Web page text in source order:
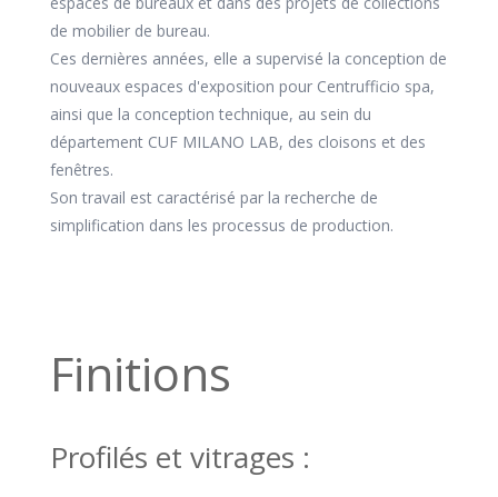
faculté d'ingénierie de l'Université de Bologne.
Depuis plus de 20 ans, elle collabore avec des
entreprises milanaises dans l'aménagement des
espaces de bureaux et dans des projets de collections
de mobilier de bureau.
Ces dernières années, elle a supervisé la conception de
nouveaux espaces d'exposition pour Centrufficio spa,
ainsi que la conception technique, au sein du
département CUF MILANO LAB, des cloisons et des
Finitions